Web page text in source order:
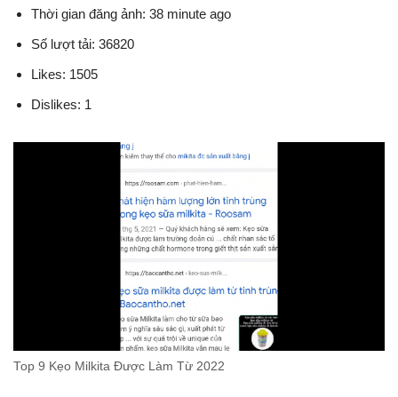
Thời gian đăng ảnh: 38 minute ago
Số lượt tải: 36820
Likes: 1505
Dislikes: 1
Top 9 Kẹo Milkita Được Làm Từ 2022